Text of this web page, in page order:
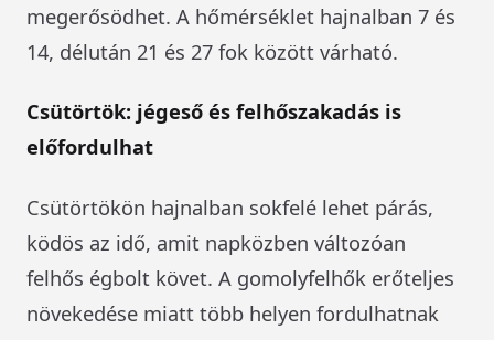
megerősödhet. A hőmérséklet hajnalban 7 és
14, délután 21 és 27 fok között várható.
Csütörtök: jégeső és felhőszakadás is
előfordulhat
Csütörtökön hajnalban sokfelé lehet párás,
ködös az idő, amit napközben változóan
felhős égbolt követ. A gomolyfelhők erőteljes
növekedése miatt több helyen fordulhatnak